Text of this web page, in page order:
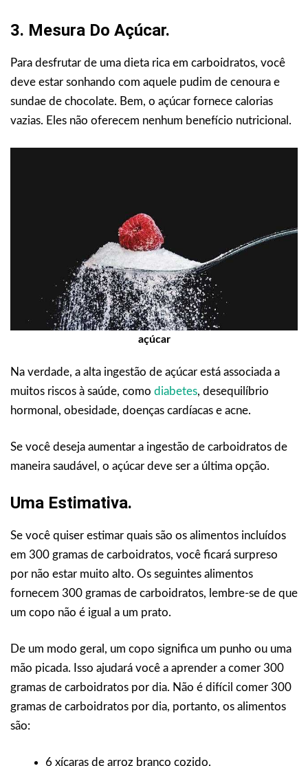
3. Mesura Do Açúcar.
Para desfrutar de uma dieta rica em carboidratos, você
deve estar sonhando com aquele pudim de cenoura e
sundae de chocolate. Bem, o açúcar fornece calorias
vazias. Eles não oferecem nenhum benefício nutricional.
açúcar
Na verdade, a alta ingestão de açúcar está associada a
muitos riscos à saúde, como diabetes, desequilíbrio
hormonal, obesidade, doenças cardíacas e acne.
Se você deseja aumentar a ingestão de carboidratos de
maneira saudável, o açúcar deve ser a última opção.
Uma Estimativa.
Se você quiser estimar quais são os alimentos incluídos
em 300 gramas de carboidratos, você ficará surpreso
por não estar muito alto. Os seguintes alimentos
fornecem 300 gramas de carboidratos, lembre-se de que
um copo não é igual a um prato.
De um modo geral, um copo significa um punho ou uma
mão picada. Isso ajudará você a aprender a comer 300
gramas de carboidratos por dia. Não é difícil comer 300
gramas de carboidratos por dia, portanto, os alimentos
são:
6 xícaras de arroz branco cozido.